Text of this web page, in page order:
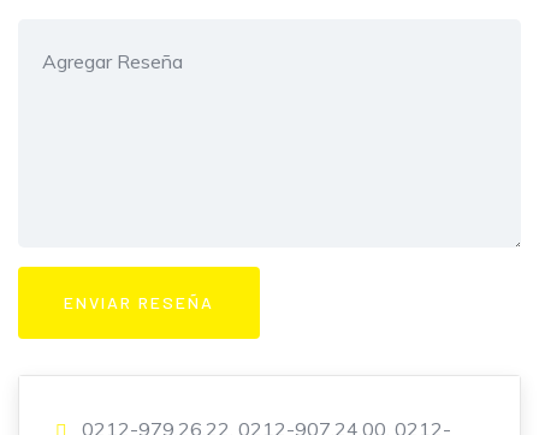
0212-979.26.22, 0212-907.24.00, 0212-